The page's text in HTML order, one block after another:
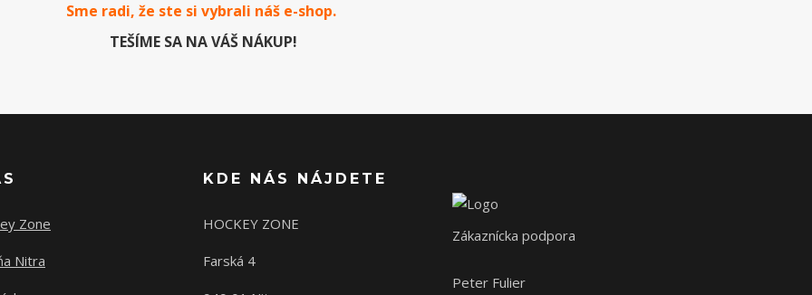
Sme radi, že ste si vybrali náš e-shop.
TEŠÍME SA NA VÁŠ NÁKUP!
Zone
Nitra
KDE NÁS NÁJDETE
HOCKEY ZONE
Farská 4
Zákaznícka podpora
Peter Fulier